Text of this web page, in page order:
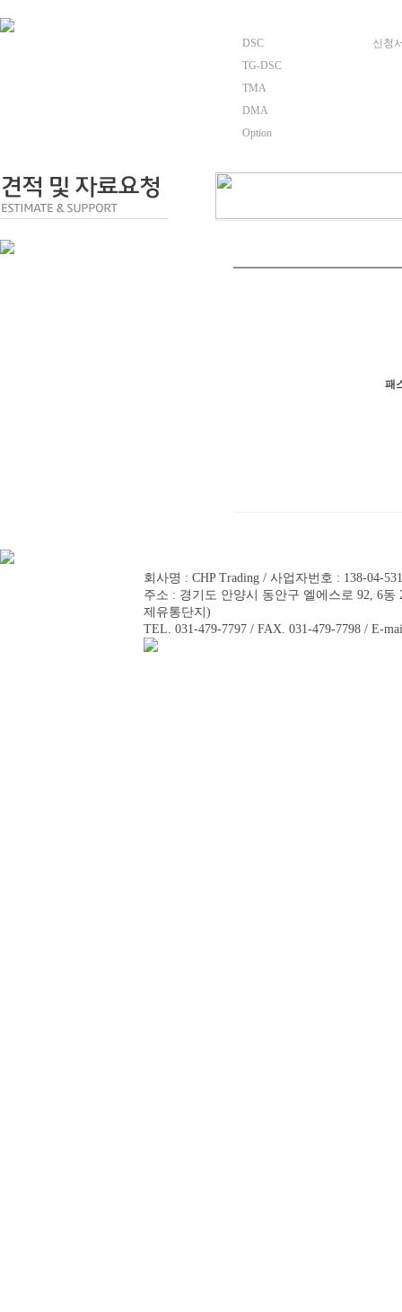
DSC
TG-DSC
TMA
DMA
Option
신청
패
회사명 : CHP Trading / 사업자번호 : 138-04-
주소 : 경기도 안양시 동안구 엘에스로 92, 6동
제유통단지)
TEL. 031-479-7797 / FAX. 031-479-7798 / E-